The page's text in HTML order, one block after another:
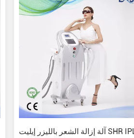
آلة إزالة الشعر بالليزر إيليت SHR IPL